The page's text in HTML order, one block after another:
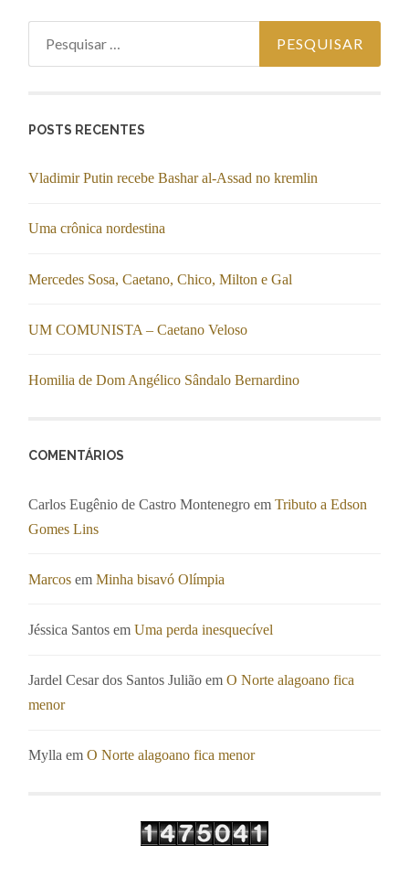
POSTS RECENTES
Vladimir Putin recebe Bashar al-Assad no kremlin
Uma crônica nordestina
Mercedes Sosa, Caetano, Chico, Milton e Gal
UM COMUNISTA – Caetano Veloso
Homilia de Dom Angélico Sândalo Bernardino
COMENTÁRIOS
Carlos Eugênio de Castro Montenegro emTributo a Edson
Gomes Lins
Marcos emMinha bisavó Olímpia
Jéssica Santos emUma perda inesquecível
Jardel Cesar dos Santos Julião emO Norte alagoano fica
menor
Mylla emO Norte alagoano fica menor